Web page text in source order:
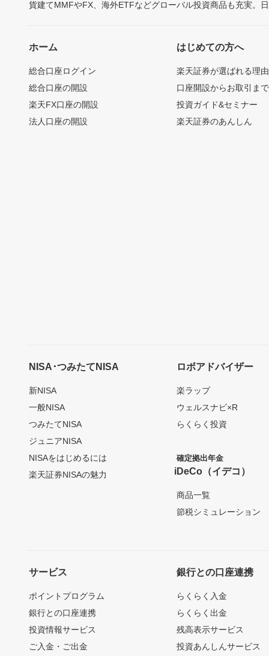
貨建てMMFやFX、海外ETFなどグローバル投資商品も充実。
ホーム
総合口座ログイン
総合口座の開設
楽天FX口座の開設
法人口座の開設
はじめての方へ
楽天証券が選ばれる理由
口座開設からお取引ま
投資ガイド&セミナー
楽天証券のあんしん
NISA･つみたてNISA
新NISA
一般NISA
つみたてNISA
ジュニアNISA
NISAをはじめるには
楽天証券NISAの魅力
ロボアドバイザー
楽ラップ
ウェルスナビ×R
らくらく投資
確定拠出年金
iDeCo（イデコ）
商品一覧
節税シミュレーション
サービス
ポイントプログラム
銀行との口座連携
投資情報サービス
ご入金・ご出金
銀行との口座連携
らくらく入金
らくらく出金
残高表示サービス
投資あんしんサービス